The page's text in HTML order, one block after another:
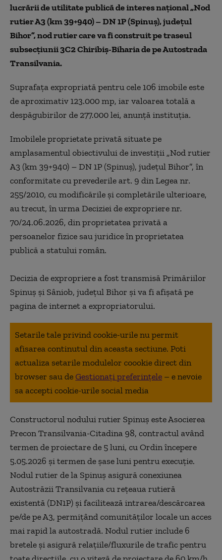
lucrării de utilitate publică de interes naţional „Nod
rutier A3 (km 39+940) – DN 1P (Spinuş), judeţul
Bihor”, nod rutier care va fi construit pe traseul
subsecţiunii 3C2 Chiribiş-Biharia de pe Autostrada
Transilvania.
Suprafaţa expropriată pentru cele 106 imobile este
de aproximativ 123.000 mp, iar valoarea totală a
despăgubirilor de 277.000 lei, anunţă instituţia.
Imobilele proprietate privată situate pe
amplasamentul obiectivului de investiţii „Nod rutier
A3 (km 39+940) – DN 1P (Spinuş), judeţul Bihor”, în
conformitate cu prevederile art. 9 din Legea nr.
255/2010, cu modificările şi completările ulterioare,
au trecut, în urma Deciziei de expropriere nr.
70/24.06.2026, din proprietatea privată a
persoanelor fizice sau juridice în proprietatea
publică a statului român.
Decizia de expropriere a fost transmisă Primăriilor
Spinuş şi Sâniob, judeţul Bihor şi va fi afişată pe
pagina de internet a expropriatorului.
Setarile tale privind cookie-urile nu permit
afisarea continutul din aceasta sectiune. Poti
actualiza setarile modulelor coookie direct din
browser sau deGestionați preferințele – e nevoie
sa accepti cookie-urile social media
Constructorul nodului rutier Spinuş este Asocierea
Precon Transilvania-Citadina 98, contractul având
termen de proiectare de 5 luni, cu Ordin începere
5.05.2026 şi termen de şase luni pentru execuţie.
Nodul rutier de la Spinuş asigură conexiunea
Autostrăzii Transilvania cu reţeaua rutieră
existentă (DN1P) şi facilitează intrarea/descărcarea
pe/de pe A3, permiţând comunităţilor locale un acces
mai rapid la autostradă. Nodul rutier include 6
bretele şi asigură relaţiile/fluxurile de trafic pentru